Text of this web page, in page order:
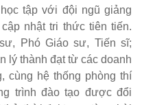
tập với đội ngũ giảng
nhật tri thức tiên tiến.
Phó Giáo sư, Tiến sĩ;
lý thành đạt từ các doanh
cùng hệ thống phòng thí
trình đào tạo được đổi